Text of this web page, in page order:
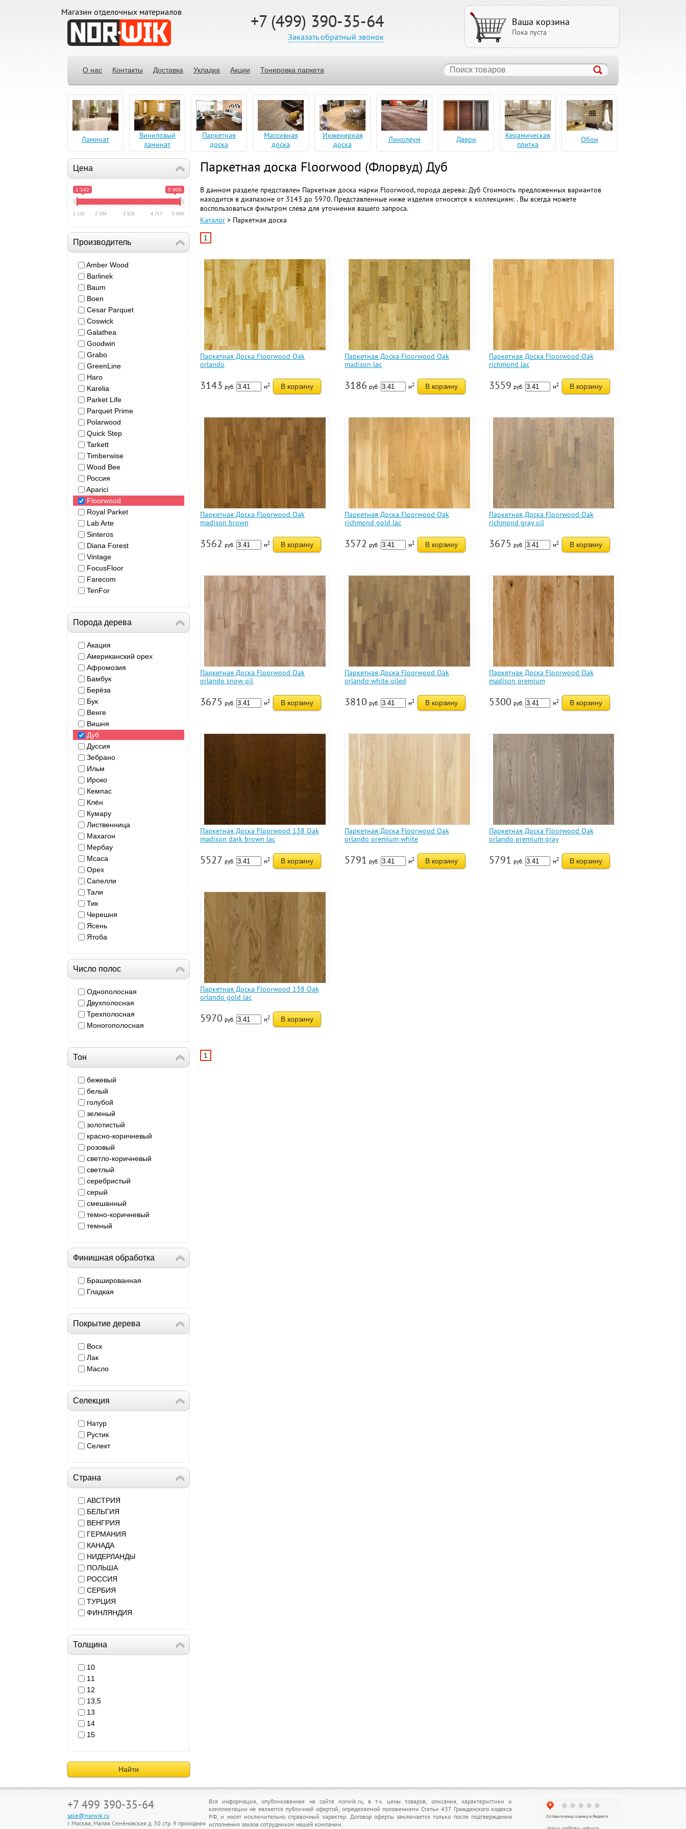
Магазин отделочных материалов +7 (499) 390-35-64
Заказать обратный звонок
Ваша корзина
Пока пуста
О нас Контакты Доставка Укладка Акции Тонировка паркета
Ламинат
Виниловый
ламинат
Паркетная
доска
Массивная
доска
Инженерная
доска
Линолеум Двери
Керамическая
плитка
Обои
Цена
1 142 5 909
1 142 2 334 3 526 4 717 5 909
Производитель
Amber Wood
Barlinek
Baum
Boen
Cesar Parquet
Coswick
Galathea
Goodwin
Grabo
GreenLine
Haro
Karelia
Parket Life
Parquet Prime
Polarwood
Quick Step
Tarkett
Timberwise
Wood Bee
Россия
Aparici
Floorwood
Royal Parket
Lab Arte
Sinteros
Diana Forest
Vintage
FocusFloor
Farecom
TenFor
Порода дерева
Акация
Американский орех
Афромозия
Бамбук
Берёза
Бук
Венге
Вишня
Дуб
Дуссия
Зебрано
Ильм
Ироко
Кемпас
Клён
Кумару
Лиственница
Махагон
Мербау
Мсаса
Орех
Сапелли
Тали
Тик
Черешня
Ясень
Ятоба
Число полос
Однополосная
Двухполосная
Трехполосная
Моногополосная
Тон
бежевый
белый
голубой
зеленый
золотистый
красно-коричневый
розовый
светло-коричневый
светлый
серебристый
серый
смешанный
темно-коричневый
темный
Финишная обработка
Брашированная
Гладкая
Покрытие дерева
Воск
Лак
Масло
Селекция
Натур
Рустик
Селект
Страна
АВСТРИЯ
БЕЛЬГИЯ
ВЕНГРИЯ
ГЕРМАНИЯ
КАНАДА
НИДЕРЛАНДЫ
ПОЛЬША
РОССИЯ
СЕРБИЯ
ТУРЦИЯ
ФИНЛЯНДИЯ
Толщина
10
11
12
13,5
13
14
15
Найти
Паркетная доска Floorwood (Флорвуд) Дуб
В данном разделе представлен Паркетная доска марки Floorwood, порода дерева: Дуб Стоимость предложенных вариантов
находится в диапазоне от 3143 до 5970. Представленные ниже изделия относятся к коллекциям: . Вы всегда можете
воспользоваться фильтром слева для уточнения вашего запроса.
Каталог> Паркетная доска
1
Паркетная Доска Floorwood Oak
orlando
3143 руб. м2 В корзину
Паркетная Доска Floorwood Oak
madison lac
3186 руб. м2 В корзину
Паркетная Доска Floorwood Oak
richmond lac
3559 руб. м2 В корзину
Паркетная Доска Floorwood Oak
madison brown
3562 руб. м2 В корзину
Паркетная Доска Floorwood Oak
richmond gold lac
3572 руб. м2 В корзину
Паркетная Доска Floorwood Oak
richmond gray oil
3675 руб. м2 В корзину
Паркетная Доска Floorwood Oak
orlando snow oil
3675 руб. м2 В корзину
Паркетная Доска Floorwood Oak
orlando white oiled
3810 руб. м2 В корзину
Паркетная Доска Floorwood Oak
madison premium
5300 руб. м2 В корзину
Паркетная Доска Floorwood 138 Oak
madison dark brown lac
5527 руб. м2 В корзину
Паркетная Доска Floorwood Oak
orlando premium white
5791 руб. м2 В корзину
Паркетная Доска Floorwood Oak
orlando premium gray
5791 руб. м2 В корзину
Паркетная Доска Floorwood 138 Oak
orlando gold lac
5970 руб. м2 В корзину
1
+7 499 390-35-64
sale@norwik.ru
г. Москва, Малая Семёновская д. 30 стр. 9 проходная
Вся информация, опубликованная на сайте norwik.ru, в т.ч. цены товаров, описания, характеристики и
комплектации не являются публичной офертой, определяемой положениями Статьи 437 Гражданского кодекса
РФ, и носят исключительно справочный характер. Договор оферты заключается только после подтверждения
исполнения заказа сотрудником нашей компании.